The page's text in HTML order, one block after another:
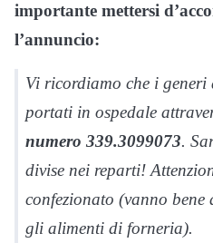
importante mettersi
l’annuncio:
Vi ricordiamo che i generi
portati in ospedale
numero 339.3099073.
divise nei reparti!
confezionato (vanno bene
gli alimenti di forneria).